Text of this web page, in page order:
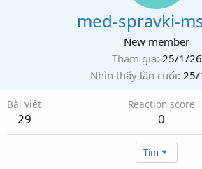
med-spravki-
New member
Tham gia 25/1/26
Nhìn thấy lần cuối 25/
Bài viết
29
Reaction score
0
Tìm